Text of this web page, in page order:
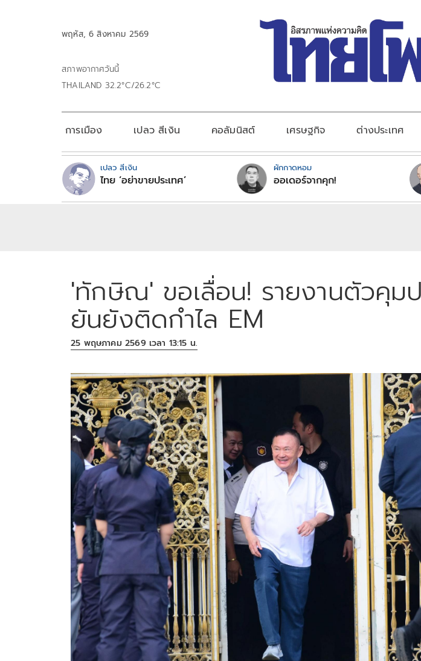
พฤหัส, 6 สิงหาคม 2569
สภาพอากาศวันนี้
THAILAND 32.2°C/26.2°C
การเมือง เปลว สีเงิน คอลัมนิสต์ เศรษฐกิจ ต่างประเทศ
เปลว สีเงิน
ไทย ‘อย่าขายประเทศ’
ผักกาดหอม
ออเดอร์จากคุก!
'ทักษิณ' ขอเลื่อน! รายงานตัวคุม
ยันยังติดกำไล EM
25 พฤษภาคม 2569 เวลา 13:15 น.